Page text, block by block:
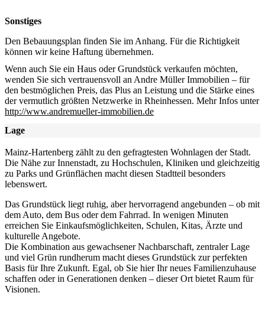
Sonstiges
Den Bebauungsplan finden Sie im Anhang. Für die Richtigkeit
können wir keine Haftung übernehmen.
Wenn auch Sie ein Haus oder Grundstück verkaufen möchten,
wenden Sie sich vertrauensvoll an Andre Müller Immobilien – für
den bestmöglichen Preis, das Plus an Leistung und die Stärke eines
der vermutlich größten Netzwerke in Rheinhessen. Mehr Infos unter
http://www.andremueller-immobilien.de
Lage
Mainz-Hartenberg zählt zu den gefragtesten Wohnlagen der Stadt.
Die Nähe zur Innenstadt, zu Hochschulen, Kliniken und gleichzeitig
zu Parks und Grünflächen macht diesen Stadtteil besonders
lebenswert.
Das Grundstück liegt ruhig, aber hervorragend angebunden – ob mit
dem Auto, dem Bus oder dem Fahrrad. In wenigen Minuten
erreichen Sie Einkaufsmöglichkeiten, Schulen, Kitas, Ärzte und
kulturelle Angebote.
Die Kombination aus gewachsener Nachbarschaft, zentraler Lage
und viel Grün rundherum macht dieses Grundstück zur perfekten
Basis für Ihre Zukunft. Egal, ob Sie hier Ihr neues Familienzuhause
schaffen oder in Generationen denken – dieser Ort bietet Raum für
Visionen.